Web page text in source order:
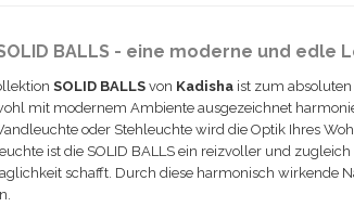
BALLS - eine moderne und edle
SOLID BALLS von Kadisha ist zum
mit modernem Ambiente ausgezeichnet
oder Stehleuchte wird die Optik Ihres
ist die SOLID BALLS ein reizvoller und
schafft. Durch diese harmonisch wirkende